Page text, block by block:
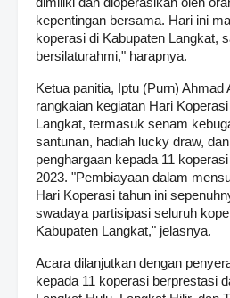
kepentingan bersama. Hari ini
koperasi di Kabupaten Langkat,
bersilaturahmi," harapnya.
Ketua panitia, Iptu (Purn)
rangkaian kegiatan Hari
Langkat, termasuk senam
santunan, hadiah lucky draw,
penghargaan kepada 11
2023. "Pembiayaan dalam
Hari Koperasi tahun ini
swadaya partisipasi seluruh
Kabupaten Langkat," jelasnya.
Acara dilanjutkan dengan
kepada 11 koperasi berprestasi